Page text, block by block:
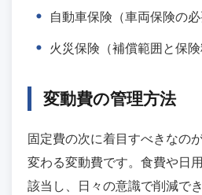
自動車保険（車両保険の必
火災保険（補償範囲と保険
変動費の管理方法
固定費の次に着目すべきなの
変わる変動費です。食費や日
該当し、日々の意識で削減で